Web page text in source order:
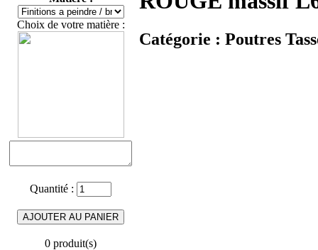
Choix de votre matière :
Quantité :
0 produit(s)
Catégorie : Poutres